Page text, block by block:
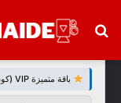
بحثتوصيات :
باقة متميزة VIP (كود: AA26790):